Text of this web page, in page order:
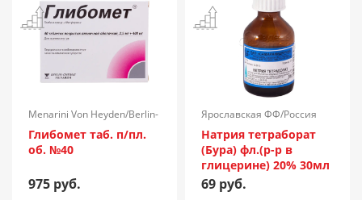
Menarini Von Heyden/Berlin-
Chemie/Германия
Глибомет таб. п/пл.
об. №40
975 руб.
Ярославская ФФ/Россия
Натрия тетраборат
(Бура) фл.(р-р в
глицерине) 20% 30мл
69 руб.